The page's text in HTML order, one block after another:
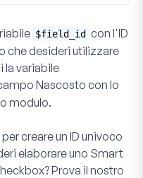
$field_id con l'ID
che desideri utilizzare
la variabile
Nascosto con lo
modulo.
creare un ID univoco
elaborare uno Smart
? Prova il nostro